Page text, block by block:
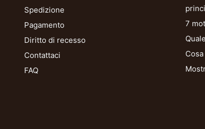
Spedizione
Pagamento
Diritto di recesso
Contattaci
FAQ
7